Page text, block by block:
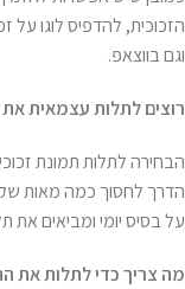
הזכוכית, להדפיס לוגו על
וגם בווצאפ.
רוצים לתלות עצמאית
הבחירה לתלות תמונת
הדרך לחסוך כמה מאות
על בסיס יומי ומביאים את
מה צריך כדי לתלות את